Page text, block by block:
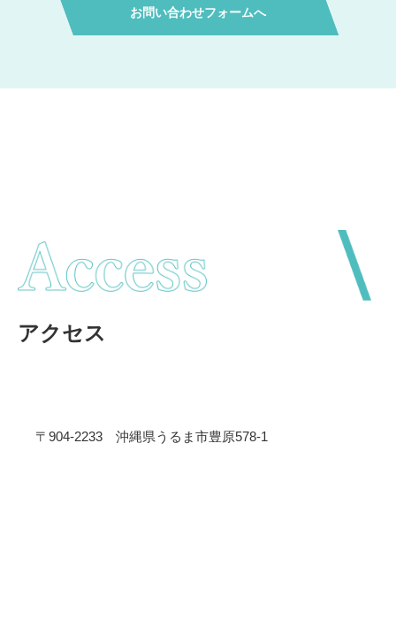
お問い合わせフォームへ
アクセス
〒904-2233 沖縄県うるま市豊原578-1